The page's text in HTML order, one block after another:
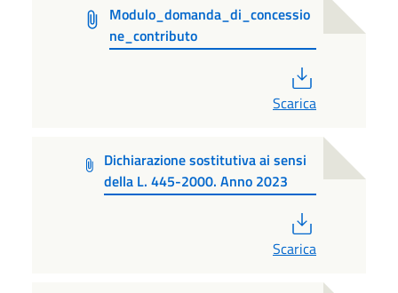
Modulo_domanda_di_concessio
ne_contributo
Scarica
Dichiarazione sostitutiva ai sensi
della L. 445-2000. Anno 2023
Scarica